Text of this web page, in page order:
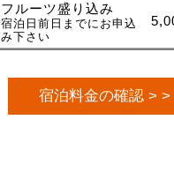
フルーツ盛り込み
宿泊日前日までにお申込
み下さい
宿泊料金の確認 > >